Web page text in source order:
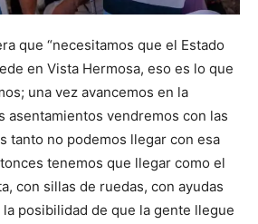
que “necesitamos que el Estado
en Vista Hermosa, eso es lo que
una vez avancemos en la
asentamientos vendremos con las
tanto no podemos llegar con esa
tenemos que llegar como el
con sillas de ruedas, con ayudas
posibilidad de que la gente llegue